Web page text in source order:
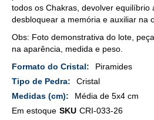
todos os Chakras, devolver equilíbrio
desbloquear a memória e auxiliar na
Obs: Foto demonstrativa do lote,
na aparência, medida e peso.
Mais
Detalhes
Piramides
Cristal
Média de 5x4 cm
Em estoque SKU CRI-033-26